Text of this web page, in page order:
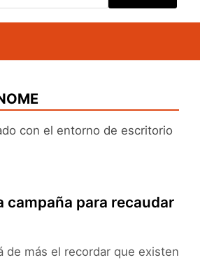
con el entorno de escritorio
campaña para recaudar
de más el recordar que existen